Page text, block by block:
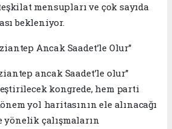
mensupları ve çok sayıda
bekleniyor.
Ancak Saadet’le Olur”
ancak Saadet’le olur”
kongrede, hem parti
yol haritasının ele alınacağı
yönelik çalışmaların